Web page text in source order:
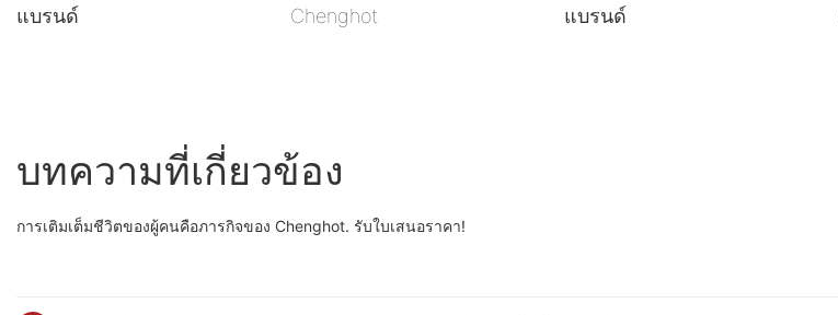
แบรนด์
Chenghot
แบรนด์
บทความที่เกี่ยวข้อง
การเติมเต็มชีวิตของผู้คนคือภารกิจของ Chenghot. รับใบเสนอราคา!